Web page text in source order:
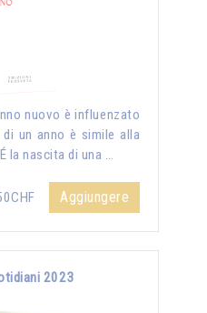
nuovo è influenzato
un anno è simile alla
la nascita di una …
Aggiungere
2023